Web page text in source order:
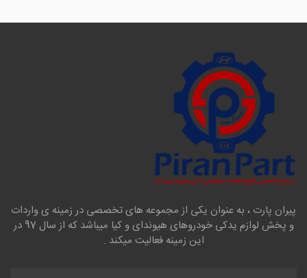
پیران پارت ، به عنوان یکی از مجموعه های تخصصی در زمینه ی واردات
و پخش لوازم یدکی خودروهای هیوندای و کیا میباشد که از سال 97 در
این زمینه فعالیت میکند .